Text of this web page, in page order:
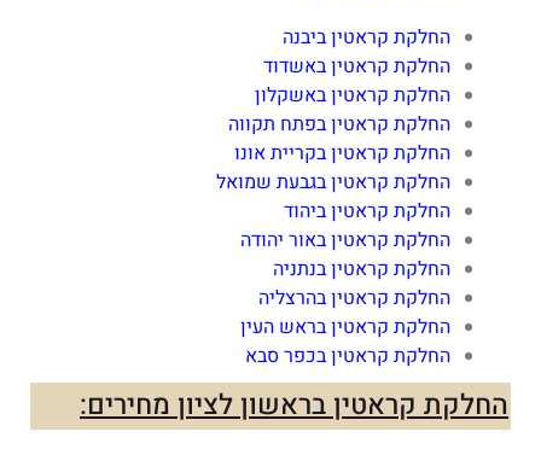
החלקת קראטין ביבנה
החלקת קראטין באשדוד
החלקת קראטין באשקלון
החלקת קראטין בפתח תקווה
החלקת קראטין בקריית אונו
החלקת קראטין בגבעת שמואל
החלקת קראטין ביהוד
החלקת קראטין באור יהודה
החלקת קראטין בנתניה
החלקת קראטין בהרצליה
החלקת קראטין בראש העין
החלקת קראטין בכפר סבא
החלקת קראטין בראשון לציון מחירים: